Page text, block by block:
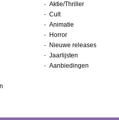
Aktie/Thriller
Cult
Animatie
Horror
Nieuwe releases
Jaarlijsten
Aanbiedingen